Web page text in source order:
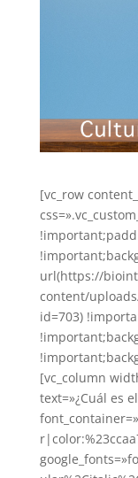
[vc_row
url(https://
content/
id=703)
[vc_column
text=»¿Cuál es